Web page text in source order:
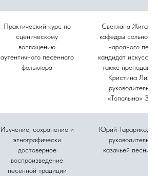
Практический курс по
сценическому
воплощению
аутентичного песенного
фольклора
Светлана
кафедры сольного
народного
кандидат
также
Кристина
руководитель
«Тополына» Зоя
Изучение, сохранение и
этнографически
достоверное
воспроизведение
песенной традиции
Юрий Тарарико,
руководитель
казачьей песни